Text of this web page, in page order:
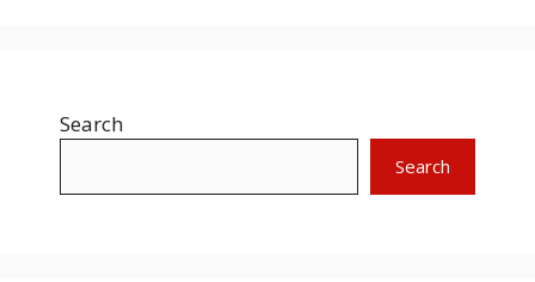
Search
Search